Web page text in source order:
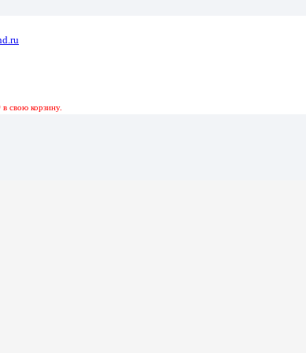
в свою корзину.
Розовый-Оранжевый 1 Гб